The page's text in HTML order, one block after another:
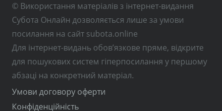
© Використання матеріалів з інтернет-видання
Субота Онлайн дозволяється лише за умови
посилання на сайт subota.online
Для інтернет-видань обов’язкове пряме, відкрите
для пошукових систем гіперпосилання у першому
абзаці на конкретний матеріал.
Умови договору оферти
Конфіденційність